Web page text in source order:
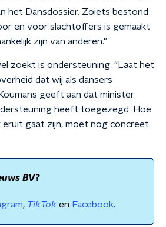
het Dansdossier. Zoiets bestond
en voor slachtoffers is gemaakt
zijn van anderen."
zoekt is ondersteuning. "Laat het
dat wij als dansers
geeft aan dat minister
heeft toegezegd. Hoe
gaat zijn, moet nog concreet
BV?
, TikTok en Facebook.